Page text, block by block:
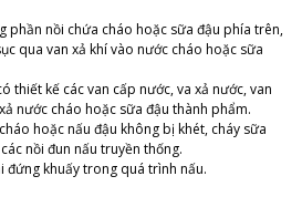
phần nồi chứa cháo hoặc sữa đậu phía trên,
qua van xả khí vào nước cháo hoặc sữa
thiết kế các van cấp nước, va xả nước, van
nước cháo hoặc sữa đậu thành phẩm.
hoặc nấu đậu không bị khét, cháy sữa
nồi đun nấu truyền thống.
khuấy trong quá trình nấu.